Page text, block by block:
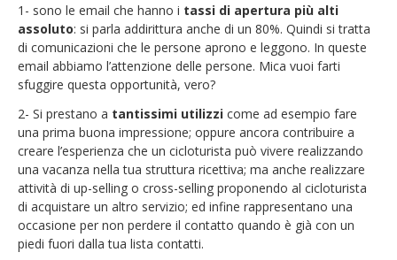
1- sono le email che hanno i tassi di apertura più alti
assoluto: si parla addirittura anche di un 80%. Quindi si tratta
di comunicazioni che le persone aprono e leggono. In queste
email abbiamo l’attenzione delle persone. Mica vuoi farti
sfuggire questa opportunità, vero?
2- Si prestano a tantissimi utilizzi come ad esempio fare
una prima buona impressione; oppure ancora contribuire a
creare l’esperienza che un cicloturista può vivere realizzando
una vacanza nella tua struttura ricettiva; ma anche realizzare
attività di up-selling o cross-selling proponendo al cicloturista
di acquistare un altro servizio; ed infine rappresentano una
occasione per non perdere il contatto quando è già con un
piedi fuori dalla tua lista contatti.